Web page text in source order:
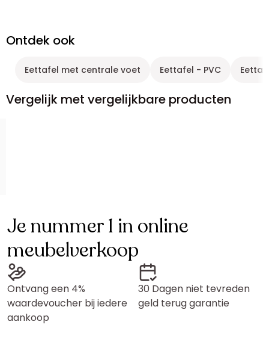
Ontdek ook
Eettafel met centrale voet Eettafel - PVC
Vergelijk met vergelijkbare producten
Je nummer 1 in online
meubelverkoop
Ontvang een 4%
waardevoucher bij iedere
aankoop
30 Dagen niet tevreden
geld terug garantie